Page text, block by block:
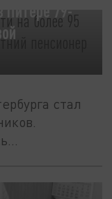
Питере 79-
стал